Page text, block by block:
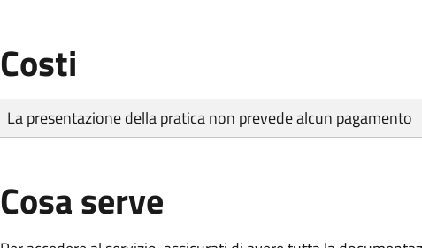
Costi
Tipo di pagamento
Importo
La presentazione della pratica non prevede alcun pagamento
Cosa serve